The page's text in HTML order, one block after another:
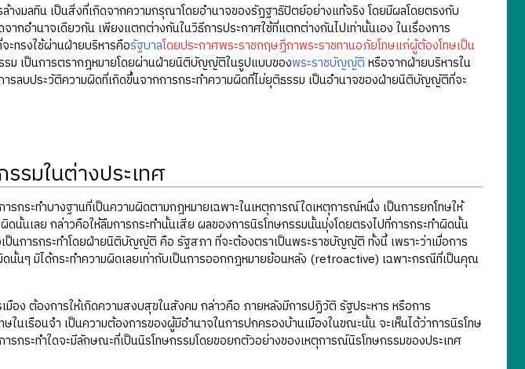
างมลทิน เป็นสิ่งที่เกิดจากความกรุณาโดยอำนาจของรัฏฐาธิปัตย์อย่างแท้จริง โดยมีผลโดยตรงกับ
ากอำนาจเดียวกัน เพียงแตกต่างกันในวิธีการประกาศใช้ที่แตกต่างกันไปเท่านั้นเอง ในเรื่องการ
ะทรงใช้ผ่านฝ่ายบริหารคือรัฐบาลโดยประกาศพระราชกฤษฎีกาพระราชทานอภัยโทษแก่ผู้ต้องโทษเป็น
รม เป็นการตรากฎหมายโดยผ่านฝ่ายนิติบัญญัติในรูปแบบของพระราชบัญญัติ หรือจากฝ่ายบริหารใน
ารลบประวัติความผิดที่เกิดขึ้นจากการกระทำความผิดที่ไม่ยุติธรรม เป็นอำนาจของฝ่ายนิติบัญญัติที่จะ
รมในต่างประเทศ
รกระทำบางฐานที่เป็นความผิดตามกฎหมายเฉพาะในเหตุการณ์ใดเหตุการณ์หนึ่ง เป็นการยกโทษให้
นั้นเลย กล่าวคือให้ลืมการกระทำนั้นเสีย ผลของการนิรโทษกรรมนั้นมุ่งโดยตรงไปที่การกระทำผิดนั้น
ป็นการกระทำโดยฝ่ายนิติบัญญัติ คือ รัฐสภา ที่จะต้องตราเป็นพระราชบัญญัติ ทั้งนี้ เพราะว่าเมื่อการ
นั้นๆ มิได้กระทำความผิดเลยเท่ากับเป็นการออกกฎหมายย้อนหลัง (retroactive) เฉพาะกรณีที่เป็นคุณ
อง ต้องการให้เกิดความสงบสุขในสังคม กล่าวคือ ภายหลังมีการปฏิวัติ รัฐประหาร หรือการ
ในเรือนจำ เป็นความต้องการของผู้มีอำนาจในการปกครองบ้านเมืองในขณะนั้น จะเห็นได้ว่าการนิรโทษ
กระทำใดจะมีลักษณะที่เป็นนิรโทษกรรมโดยขอยกตัวอย่างของเหตุการณ์นิรโทษกรรมของประเทศ